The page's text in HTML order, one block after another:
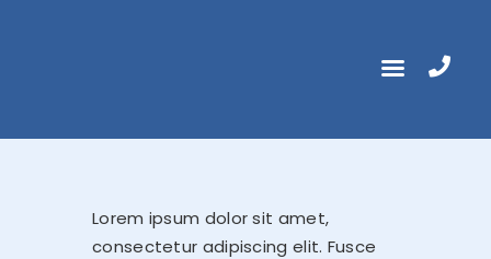
DONATIENNE CLOQUET
Lorem ipsum dolor sit amet,
consectetur adipiscing elit. Fusce